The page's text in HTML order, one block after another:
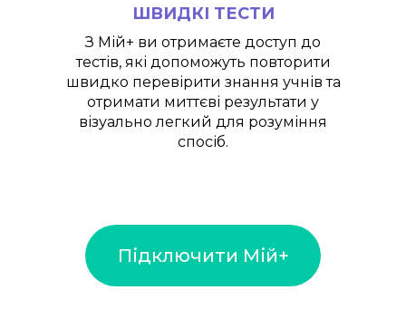
ШВИДКІ ТЕСТИ
З Мій+ ви отримаєте доступ до
тестів, які допоможуть повторити
швидко перевірити знання учнів та
отримати миттєві результати у
візуально легкий для розуміння
спосіб.
Підключити Мій+